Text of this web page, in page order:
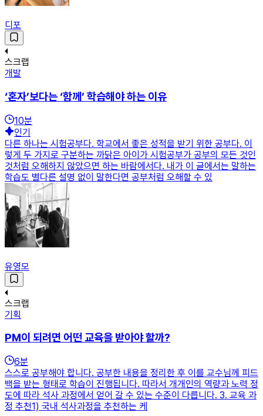
디포
스크랩
개발
‘혼자’보다는 ‘함께’ 학습해야 하는 이유
10분
인기
다른 하나는 시험공부다. 학교에서 좋은 성적을 받기 위한 공부다. 이
렇게 두 가지로 구분하는 까닭은 아이가 시험공부가 공부의 모든 것인
것처럼 오해하지 않았으면 하는 바람에서다. 내가 이 글에서는 말하는
학습도 별다른 설명 없이 말한다면 공부처럼 오해할 수 있
유영모
스크랩
기획
PM이 되려면 어떤 교육을 받아야 할까?
6분
스스로 공부해야 합니다. 공부한 내용을 정리한 후 이를 교수님께 피드
백을 받는 형태로 학습이 진행됩니다. 따라서 개개인의 역량과 노력 정
도에 따라 석사 과정에서 얻어 갈 수 있는 수준이 다릅니다. 3. 교육 과
정 추천1) 국내 석사과정을 추천하는 케